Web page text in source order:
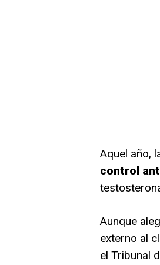
Aquel año,
control
Aunque
externo al
el Tribunal